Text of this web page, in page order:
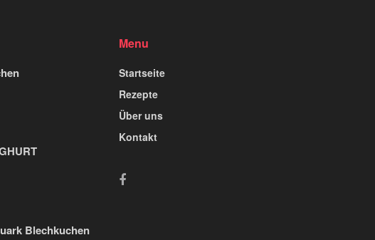
Blechkuchen
Menu
Startseite
Rezepte
Über uns
Kontakt